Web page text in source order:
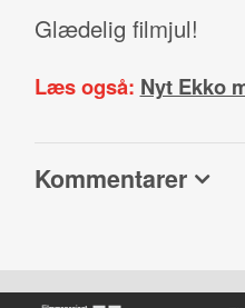
Glædelig filmjul!
Læs også: Nyt Ekko
Kommentarer